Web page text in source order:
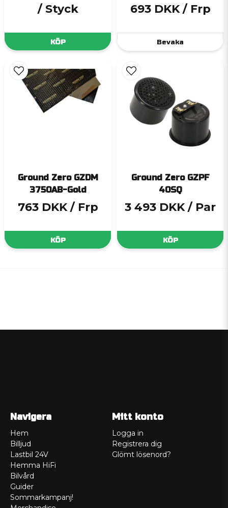
/ Styck
KÖP
693 DKK / Frp
Bevaka
Ground Zero GZDM
3750AB-Gold
763 DKK / Frp
KÖP
Ground Zero GZPF
40SQ
3 493 DKK / Par
KÖP
Navigera
Hem
Billjud
Lastbil 24V
Hemma HiFi
Bilvård
Guider
Sommarkampanj!
Mitt konto
Logga in
Registrera dig
Glömt lösenord?